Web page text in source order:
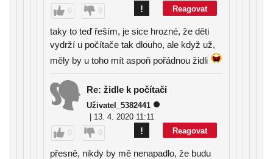
0 0 Reagovat
!
taky to teď řeším, je sice hrozné, že děti
vydrží u počítače tak dlouho, ale když už,
měly by u toho mít aspoň pořádnou židli
Re: židle k počítači
Uživatel_5382441
| 13. 4. 2020 11:11
0
0 Reagovat
!
přesně, nikdy by mě nenapadlo, že budu